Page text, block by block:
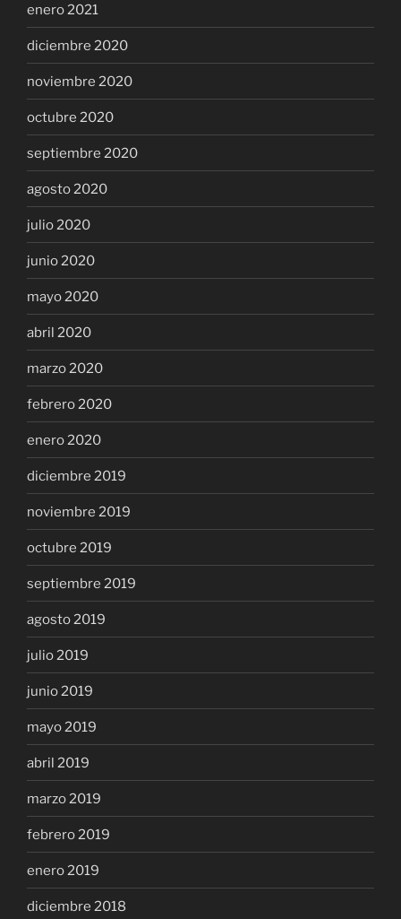
enero 2021
diciembre 2020
noviembre 2020
octubre 2020
septiembre 2020
agosto 2020
julio 2020
junio 2020
mayo 2020
abril 2020
marzo 2020
febrero 2020
enero 2020
diciembre 2019
noviembre 2019
octubre 2019
septiembre 2019
agosto 2019
julio 2019
junio 2019
mayo 2019
abril 2019
marzo 2019
febrero 2019
enero 2019
diciembre 2018